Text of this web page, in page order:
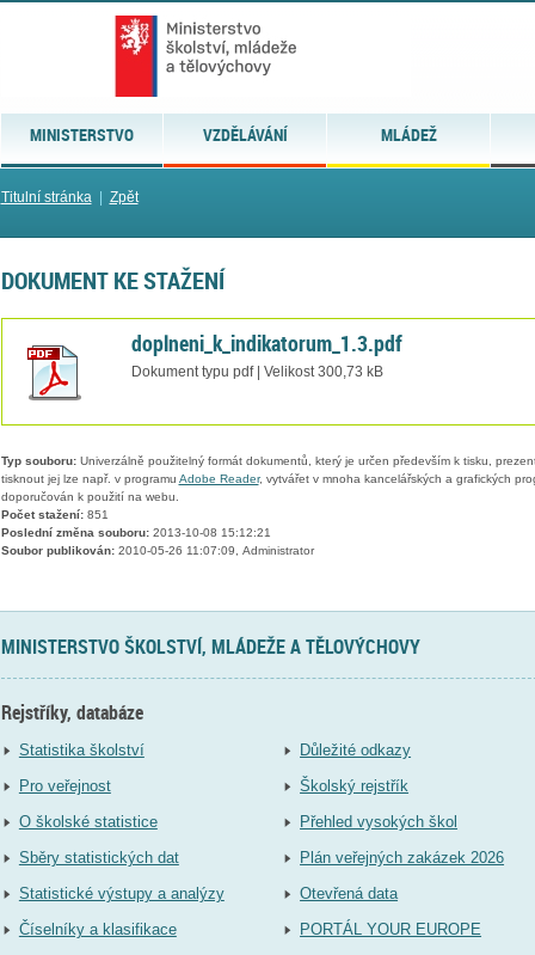
MINISTERSTVO VZDĚLÁVÁNÍ MLÁDEŽ
Titulní stránka| Zpět
DOKUMENT KE STAŽENÍ
doplneni_k_indikatorum_1.3.pdf
Dokument typu pdf | Velikost 300,73 kB
Typ souboru:Univerzálně použitelný formát dokumentů, který je určen především k tisku,
tisknout jej lze např. v programu Adobe Reader, vytvářet v mnoha kancelářských a grafických
doporučován k použití na webu.
Počet stažení:851
Poslední změna souboru:2013-10-08 15:12:21
Soubor publikován:2010-05-26 11:07:09, Administrator
MINISTERSTVO ŠKOLSTVÍ, MLÁDEŽE A TĚLOVÝCHOVY
Rejstříky, databáze
Statistika školství
Pro veřejnost
O školské statistice
Sběry statistických dat
Statistické výstupy a analýzy
Číselníky a klasifikace
Důležité odkazy
Školský rejstřík
Přehled vysokých škol
Plán veřejných zakázek 2026
Otevřená data
PORTÁL YOUR EUROPE